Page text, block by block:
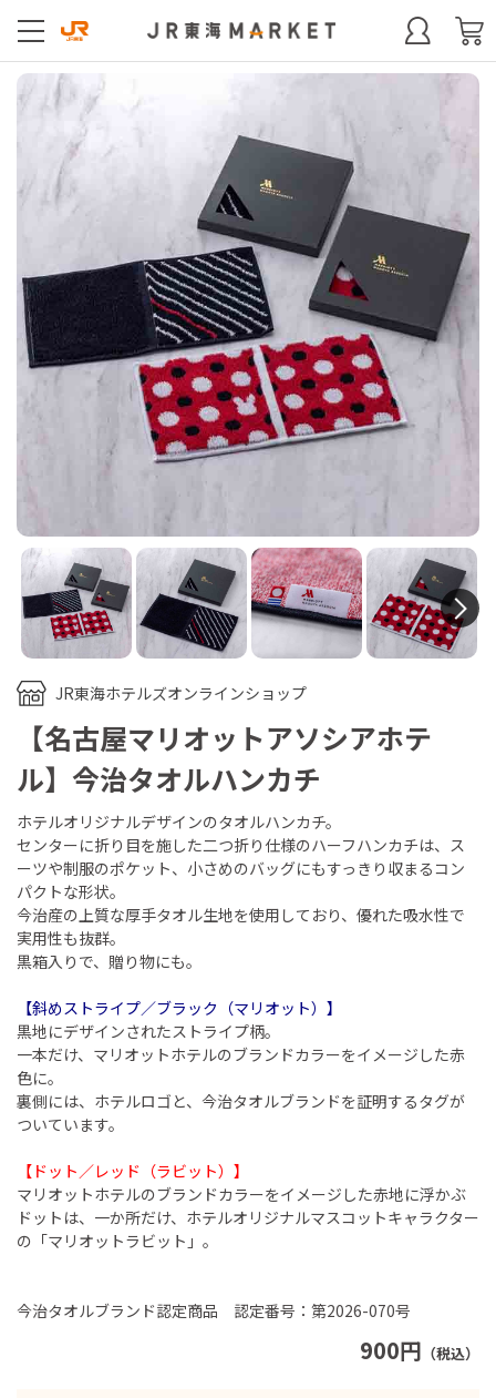
JR東海ホテルズオンラインショップ
【名古屋マリオットアソシアホテ
ル】今治タオルハンカチ
900円 （税込）
ホテルオリジナルデザインのタオルハンカチ。
センターに折り目を施した二つ折り仕様のハーフハンカチは、ス
ーツや制服のポケット、小さめのバッグにもすっきり収まるコン
パクトな形状。
今治産の上質な厚手タオル生地を使用しており、優れた吸水性で
実用性も抜群。
黒箱入りで、贈り物にも。
【斜めストライプ／ブラック（マリオット）】
黒地にデザインされたストライプ柄。
一本だけ、マリオットホテルのブランドカラーをイメージした赤
色に。
裏側には、ホテルロゴと、今治タオルブランドを証明するタグが
ついています。
【ドット／レッド（ラビット）】
マリオットホテルのブランドカラーをイメージした赤地に浮かぶ
ドットは、一か所だけ、ホテルオリジナルマスコットキャラクター
の「マリオットラビット」。
今治タオルブランド認定商品 認定番号：第2026-070号